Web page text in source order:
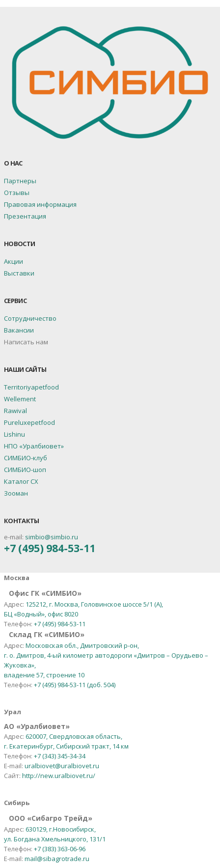
О НАС
Партнеры
Отзывы
Правовая информация
Презентация
НОВОСТИ
Акции
Выставки
СЕРВИС
Сотрудничество
Вакансии
Написать нам
НАШИ САЙТЫ
Territoriyapetfood
Wellement
Rawival
Pureluxepetfood
Lishinu
НПО «Уралбиовет»
СИМБИО-клуб
СИМБИО-шоп
Каталог СХ
Зооман
КОНТАКТЫ
e-mail: simbio@simbio.ru
+7 (495) 984-53-11
Москва
Офис ГК «СИМБИО»
Адрес: 125212, г. Москва, Головинское шоссе 5/1 (А),
БЦ «Водный», офис 8020
Телефон: +7 (495) 984-53-11
Склад ГК «СИМБИО»
Адрес: Московская обл., Дмитровский р-он,
г. о. Дмитров, 4-ый километр автодороги «Дмитров – Орудьево –
Жуковка»,
владение 57, строение 10
Телефон: +7 (495) 984-53-11 (доб. 504)
Урал
АО «Уралбиовет»
Адрес: 620007, Свердловская область,
г. Екатеринбург, Сибирский тракт, 14 км
Телефон: +7 (343) 345-34-34
E-mail: uralbiovet@uralbiovet.ru
Сайт: http://new.uralbiovet.ru/
Сибирь
OOO «Сибагро Трейд»
Адрес: 630129, г.Новосибирск,
ул. Богдана Хмельницкого, 131/1
Телефон: +7 (383) 363-06-96
E-mail: mail@sibagrotrade.ru